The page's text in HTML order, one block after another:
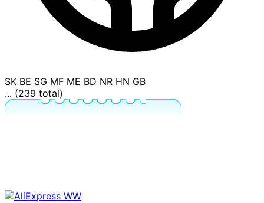
SK BE SG MF ME BD NR HN GB
... (239 total)